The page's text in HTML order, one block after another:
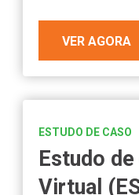
VER AGORA
ESTUDO DE CASO
Estudo
Virtual